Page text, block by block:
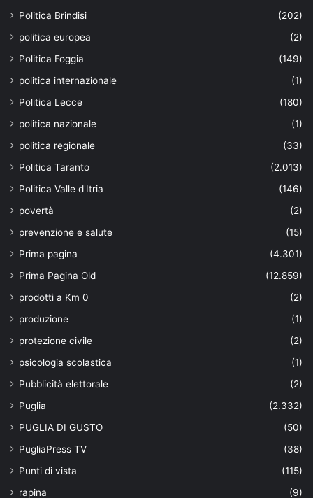
Politica Brindisi
(202)
politica europea
(2)
Politica Foggia
(149)
politica internazionale
(1)
Politica Lecce
(180)
politica nazionale
(1)
politica regionale
(33)
Politica Taranto
(2.013)
Politica Valle d'Itria
(146)
povertà
(2)
prevenzione e salute
(15)
Prima pagina
(4.301)
Prima Pagina Old
(12.859)
prodotti a Km 0
(2)
produzione
(1)
protezione civile
(2)
psicologia scolastica
(1)
Pubblicità elettorale
(2)
Puglia
(2.332)
PUGLIA DI GUSTO
(50)
PugliaPress TV
(38)
Punti di vista
(115)
rapina
(9)